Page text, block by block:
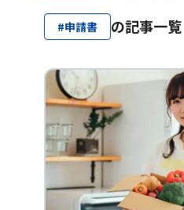
#申請書 の記事一覧